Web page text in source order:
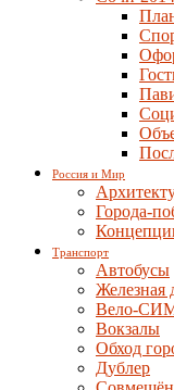
Россия и Мир
Города-
Транспорт
Автобусы
Железная
Вело-
Вокзалы
Обход
Дублер